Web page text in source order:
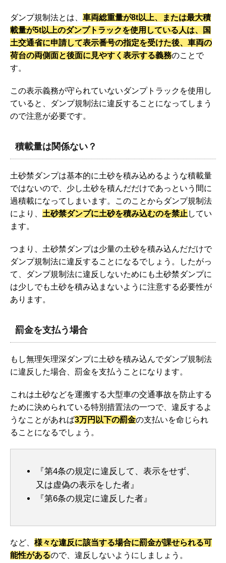
ダンプ規制法とは、 車両総重量が8t以上、または最大積
載量が5t以上のダンプトラックを使用している人は、国
土交通省に申請して表示番号の指定を受けた後、車両の
荷台の両側面と後面に見やすく表示する義務のことで
す。
この表示義務が守られていないダンプトラックを使用し
ていると、ダンプ規制法に違反することになってしまう
ので注意が必要です。
積載量は関係ない？
土砂禁ダンプは基本的に土砂を積み込めるような積載量
ではないので、少し土砂を積んだだけであっという間に
過積載になってしまいます。このことからダンプ規制法
により、 土砂禁ダンプに土砂を積み込むのを禁止 してい
ます。
つまり、土砂禁ダンプは少量の土砂を積み込んだだけで
ダンプ規制法に違反することになるでしょう。したがっ
て、ダンプ規制法に違反しないためにも土砂禁ダンプに
は少しでも土砂を積み込まないように注意する必要性が
あります。
罰金を支払う場合
もし無理矢理深ダンプに土砂を積み込んでダンプ規制法
に違反した場合、罰金を支払うことになります。
これは土砂などを運搬する大型車の交通事故を防止する
ために決められている特別措置法の一つで、違反するよ
うなことがあれば3万円以下の罰金の支払いを命じられ
ることになるでしょう。
『第4条の規定に違反して、表示をせず、
又は虚偽の表示をした者』
『第6条の規定に違反した者』
など、 様々な違反に該当する場合に罰金が課せられる可
能性があるので、違反しないようにしましょう。